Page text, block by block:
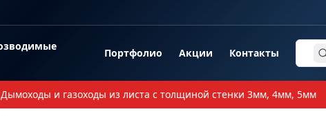
Портфолио Акции Контакты
Дымоходы и газоходы из листа с толщиной стенки 3мм, 4мм, 5мм